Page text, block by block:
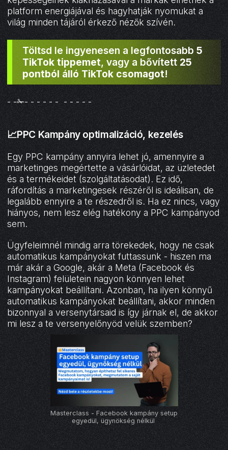
platform energiájával és hagyhatják nyomukat a
világ minden tájáról érkező nézők szívén.
Töltsd le ingyenesen a legfontosabb 5
TikTok tippemet, vagy a bővített 25
pontból álló TikTok csomagot!
- -✁- - - - - - - - - - -
📈PPC Kampány optimalizáció, kezelés
Egy PPC kampány annyira lehet jó, amennyire a
marketinges megértette a vásárlóidat, az üzletedet
és a termékeidet (szolgáltatásodat). Ez idő,
ráfordítás a marketingesek részéről is ideálisan, de
legalább ennyire a te részedről is. Ha ez nincs, vagy
hiányos, nem lesz elég hatékony a PPC kampányod
sem.
Ügyfeleimnél mindig arra törekedek, hogy ne csak
automatikus kampányokat futtassunk - hiszen ma
már akár a Google, akár a Meta (Facebook és
Instagram) felületein nagyon könnyen lehet
kampányokat beállítani. Azonban, ha ilyen könnyű
automatikus kampányokat beállítani, akkor minden
bizonnyal a versenytársaid is így járnak el, de akkor
mi lesz a te versenyelőnyöd velük szemben?
Masterclass - Facebook kampány setup
egyedül, ügynökség nélkül